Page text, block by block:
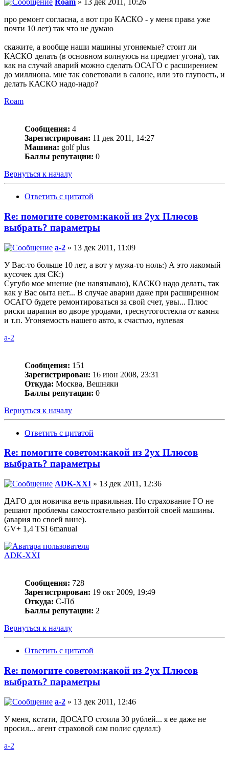
Roam » 13 дек 2011, 10:26
про ремонт согласна, а вот про КАСКО - у меня права уже
почти 10 лет) так что не думаю
скажите, а вообще наши машины угоняемые? стоит ли
КАСКО делать (в основном волнуюсь на предмет угона), так
как на случай аварий можно сделать ОСАГО с расширением
до миллиона. мне так советовали в салоне, или это глупость, и
делать КАСКО надо-надо?
Roam
Сообщения: 4
Зарегистрирован: 11 дек 2011, 14:27
Машина: golf plus
Баллы репутации: 0
Вернуться к началу
Ответить с цитатой
Re: помогите советом:какой из 2ух Плюсов
выбрать? параметры
a-2 » 13 дек 2011, 11:09
У Вас-то больше 10 лет, а вот у мужа-то ноль:) А это лакомый
кусочек для СК:)
Сугубо мое мнение (не навязываю), КАСКО надо делать, так
как у Вас оыта нет... В случае аварии даже при расширенном
ОСАГО будете ремонтироваться за свой счет, увы... Плюс
риски царапин во дворе уродами, треснутогостекла от камня
и т.п. Угоняемость нашего авто, к счастью, нулевая
a-2
Сообщения: 151
Зарегистрирован: 16 июн 2008, 23:31
Откуда: Москва, Вешняки
Баллы репутации: 0
Вернуться к началу
Ответить с цитатой
Re: помогите советом:какой из 2ух Плюсов
выбрать? параметры
ADK-XXI » 13 дек 2011, 12:36
ДАГО для новичка вечь правильная. Но страхование ГО не
решают проблемы самостоятельно разбитой своей машины.
(авария по своей вине).
GV+ 1,4 TSI 6manual
ADK-XXI
Сообщения: 728
Зарегистрирован: 19 окт 2009, 19:49
Откуда: С-Пб
Баллы репутации: 2
Вернуться к началу
Ответить с цитатой
Re: помогите советом:какой из 2ух Плюсов
выбрать? параметры
a-2 » 13 дек 2011, 12:46
У меня, кстати, ДОСАГО стоила 30 рублей... я ее даже не
просил... агент страховой сам полис сделал:)
a-2